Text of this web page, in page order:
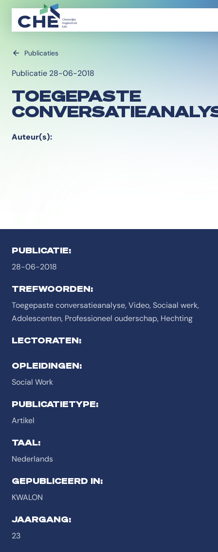
Publicaties
Publicatie 28-06-2018
TOEGEPASTE
Auteur(s):
PUBLICATIE:
28-06-2018
TREFWOORDEN:
Toegepaste conversatieanalyse, Video, Sociaal werk,
Adolescenten, Professioneel ouderschap, Hechting
LECTORATEN:
OPLEIDINGEN:
Social Work
PUBLICATIETYPE:
Artikel
TAAL:
Nederlands
GEPUBLICEERD IN:
KWALON
JAARGANG:
23